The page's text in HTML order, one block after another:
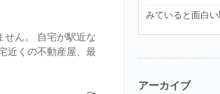
せん。 自宅が駅近な
近くの不動産屋、最
みていると面白い
アーカイブ